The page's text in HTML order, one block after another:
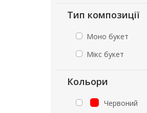
Тип композиції
Моно букет
Мікс букет
Кольори
Червоний